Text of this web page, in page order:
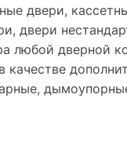
двери,
двери
любой дверной
качестве